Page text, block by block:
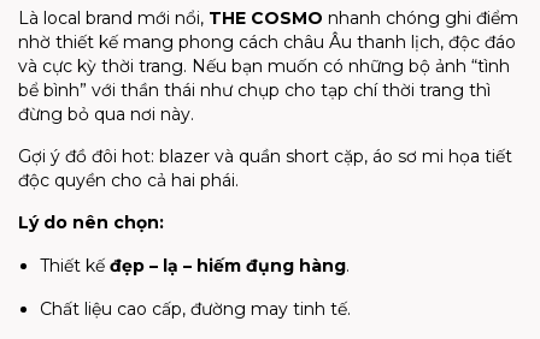
Là local brand mới nổi, THE COSMO nhanh chóng ghi điểm
nhờ thiết kế mang phong cách châu Âu thanh lịch, độc đáo
và cực kỳ thời trang. Nếu bạn muốn có những bộ ảnh “tình
bể bình” với thần thái như chụp cho tạp chí thời trang thì
đừng bỏ qua nơi này.
Gợi ý đồ đôi hot: blazer và quần short cặp, áo sơ mi họa tiết
độc quyền cho cả hai phái.
Lý do nên chọn:
Thiết kế đẹp – lạ – hiếm đụng hàng.
Chất liệu cao cấp, đường may tinh tế.